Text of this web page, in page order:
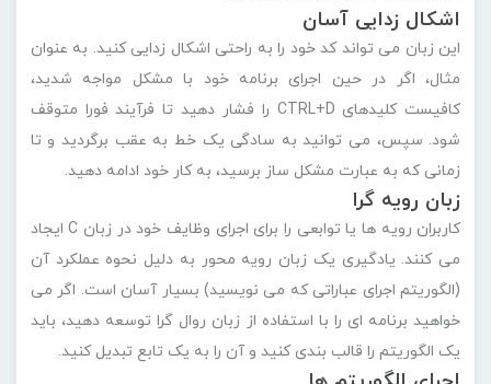
اشکال زدایی آسان
این زبان می تواند کد خود را به راحتی اشکال زدایی کنید. به عنوان
مثال، اگر در حین اجرای برنامه خود با مشکل مواجه شدید،
کافیست کلیدهای CTRL+D را فشار دهید تا فرآیند فورا متوقف
شود. سپس، می توانید به سادگی یک خط به عقب برگردید و تا
زمانی که به عبارت مشکل ساز برسید، به کار خود ادامه دهید.
زبان رویه گرا
کاربران رویه ها یا توابعی را برای اجرای وظایف خود در زبان C ایجاد
می کنند. یادگیری یک زبان رویه محور به دلیل نحوه عملکرد آن
(الگوریتم اجرای عباراتی که می نویسید) بسیار آسان است. اگر می
خواهید برنامه ای را با استفاده از زبان روال گرا توسعه دهید، باید
یک الگوریتم را قالب بندی کنید و آن را به یک تابع تبدیل کنید.